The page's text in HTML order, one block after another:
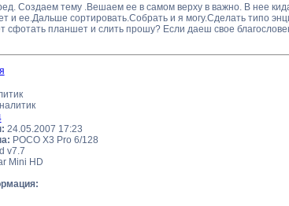
Создаем тему .Вешаем ее в самом верху в важно. В нее
и ее.Дальше сортировать.Собрать и я могу.Сделать типо
сфотать планшет и слить прошу? Если даеш свое
24.05.2007 17:23
POCO X3 Pro 6/128
v7.7
Mini HD